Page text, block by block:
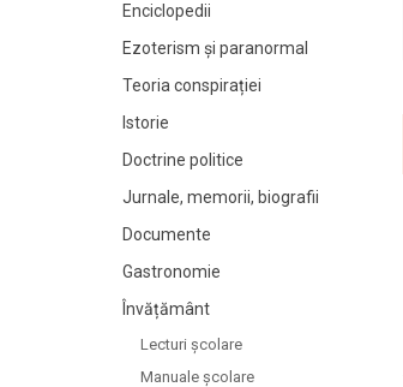
Enciclopedii
Ezoterism și paranormal
Teoria conspirației
Istorie
Doctrine politice
Jurnale, memorii, biografii
Documente
Gastronomie
Învățământ
Lecturi şcolare
Manuale şcolare